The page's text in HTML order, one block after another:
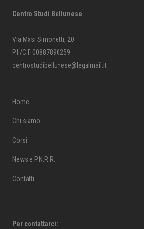
Centro Studi Bellunese
Via Masi Simonetti, 20
P.I./C.F. 00887890259
centrostudibellunese@legalmail.it
Home
Chi siamo
Corsi
News e P.N.R.R.
Contatti
Per contattarci: